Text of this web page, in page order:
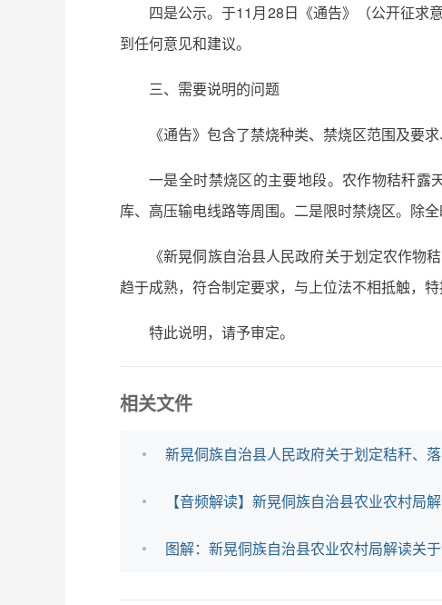
四是公示。于11月28日《通告》（公开征求
到任何意见和建议。
三、需要说明的问题
《通告》包含了禁烧种类、禁烧区范围及要
一是全时禁烧区的主要地段。农作物秸秆露
库、高压输电线路等周围。二是限时禁烧区。除
《新晃侗族自治县人民政府关于划定农作
趋于成熟，符合制定要求，与上位法不相抵触，特
特此说明，请予审定。
相关文件
新晃侗族自治县人民政府关于划定秸秆、